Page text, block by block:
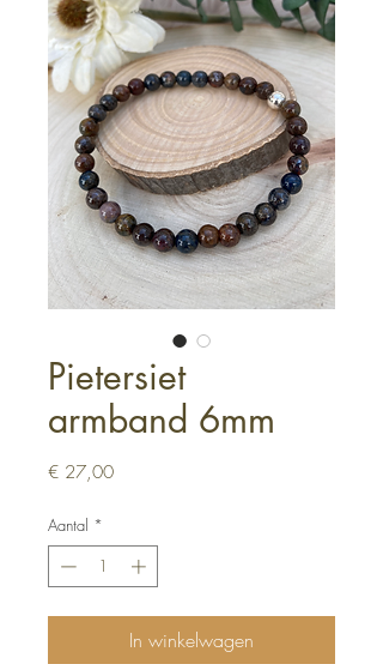
Pietersiet
armband 6mm
€ 27,00Prijs
Aantal *
In winkelwagen